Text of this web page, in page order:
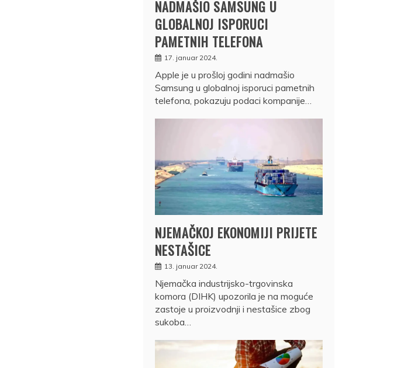
NADMAŠIO SAMSUNG U
GLOBALNOJ ISPORUCI
PAMETNIH TELEFONA
17. januar 2024.
Apple je u prošloj godini nadmašio
Samsung u globalnoj isporuci pametnih
telefona, pokazuju podaci kompanije…
NJEMAČKOJ EKONOMIJI PRIJETE
NESTAŠICE
13. januar 2024.
Njemačka industrijsko-trgovinska
komora (DIHK) upozorila je na moguće
zastoje u proizvodnji i nestašice zbog
sukoba…